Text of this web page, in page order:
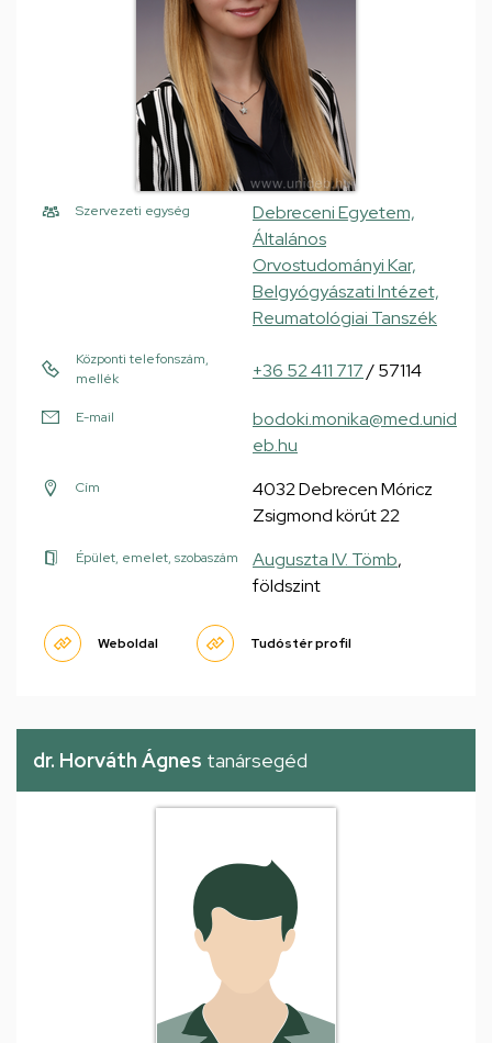
Szervezeti egység
Debreceni Egyetem,
Általános
Orvostudományi Kar,
Belgyógyászati Intézet,
Reumatológiai Tanszék
Központi telefonszám,
mellék
+36 52 411 717/ 57114
E-mail
bodoki.monika@med.unid
eb.hu
Cím
4032 Debrecen Móricz
Zsigmond körút 22
Épület, emelet, szobaszám Auguszta IV. Tömb,
földszint
Weboldal Tudóstér profil
dr. Horváth Ágnes tanársegéd